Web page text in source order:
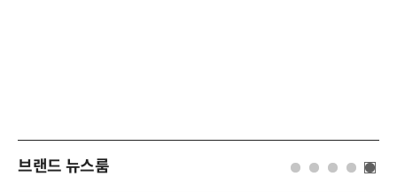
브랜드 뉴스룸